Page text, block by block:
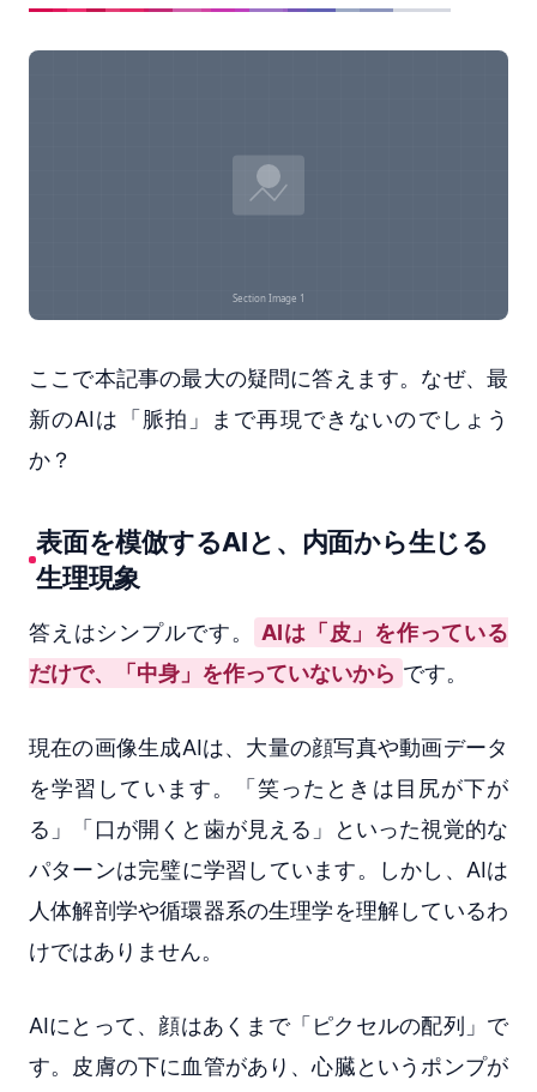
ここで本記事の最大の疑問に答えます。なぜ、最
新のAIは「脈拍」まで再現できないのでしょう
か？
表面を模倣するAIと、内面から生じる
生理現象
答えはシンプルです。
AIは「皮」を作っている
だけで、「中身」を作っていないから です。
現在の画像生成AIは、大量の顔写真や動画データ
を学習しています。「笑ったときは目尻が下が
る」「口が開くと歯が見える」といった視覚的な
パターンは完璧に学習しています。しかし、AIは
人体解剖学や循環器系の生理学を理解しているわ
けではありません。
AIにとって、顔はあくまで「ピクセルの配列」で
す。皮膚の下に血管があり、心臓というポンプが